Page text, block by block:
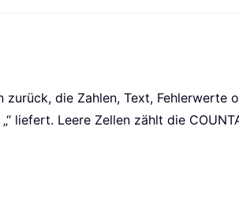
die Zahlen, Text, Fehlerwerte
liefert. Leere Zellen zählt die